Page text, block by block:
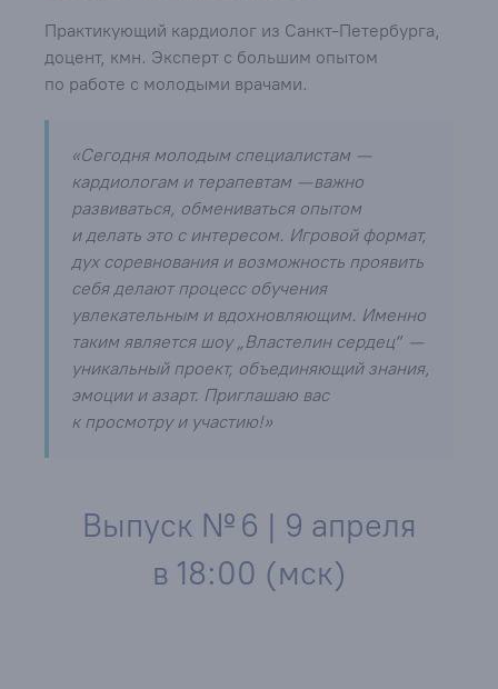
Практикующий кардиолог из Санкт-Петербурга,
доцент, кмн. Эксперт с большим опытом
по работе с молодыми врачами.
«Сегодня молодым специалистам —
кардиологам и терапевтам — важно
развиваться, обмениваться опытом
и делать это с интересом. Игровой формат,
дух соревнования и возможность проявить
себя делают процесс обучения
увлекательным и вдохновляющим. Именно
таким является шоу „Властелин сердец“ —
уникальный проект, объединяющий знания,
эмоции и азарт. Приглашаю вас
к просмотру и участию!»
Выпуск № 6 | 9 апреля
в 18:00 (мск)